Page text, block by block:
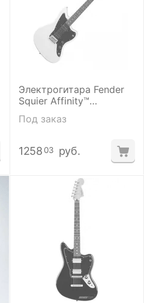
Электрогитара Fender
Squier Affinity™
JAZZMASTER HH Arctic
White
Под заказ
1258 03 руб.